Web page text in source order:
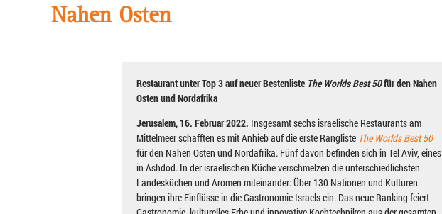
Nahen Osten
Restaurant unter Top 3 auf neuer Bestenliste The Worlds Best 50für den Nahen
Osten und Nordafrika
Jerusalem, 16. Februar 2022. Insgesamt sechs israelische Restaurants am
Mittelmeer schafften es mit Anhieb auf die erste Rangliste The Worlds Best 50
für den Nahen Osten und Nordafrika. Fünf davon befinden sich in Tel Aviv, eines
in Ashdod. In der israelischen Küche verschmelzen die unterschiedlichsten
Landesküchen und Aromen miteinander: Über 130 Nationen und Kulturen
bringen ihre Einflüsse in die Gastronomie Israels ein. Das neue Ranking feiert